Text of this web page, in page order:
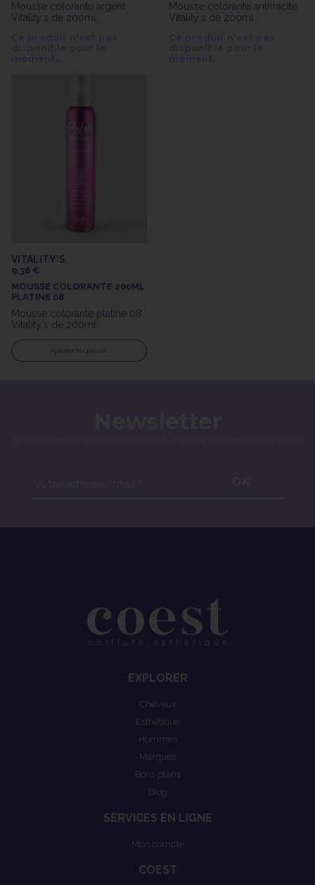
Mousse colorante argent
Vitality's de 200ml
Mousse colorante anthracite
Vitality's de 200ml
VITALITY'S
9,36 €
MOUSSE COLORANTE 200ML
PLATINE 08
Mousse colorante platine 08
Vitality's de 200ml
Ajouter au panier
EXPLORER
Cheveux
Esthétique
Hommes
Marques
Bons plans
Blog
SERVICES EN LIGNE
Mon compte
COEST